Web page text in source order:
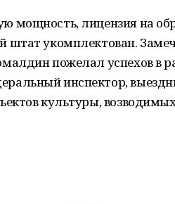
мощность, лицензия на
штат укомплектован.
пожелал успехов в
инспектор,
культуры,